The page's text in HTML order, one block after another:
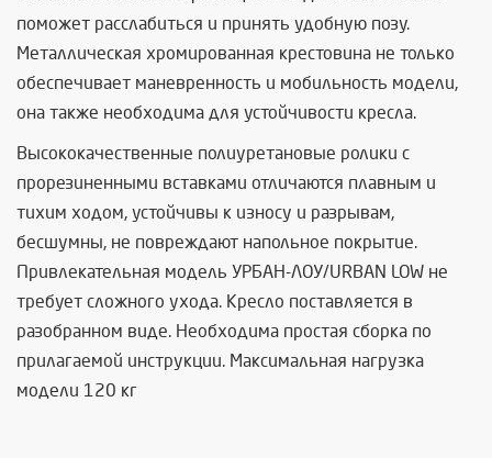
поможет расслабиться и принять удобную позу.
Металлическая хромированная крестовина не только
обеспечивает маневренность и мобильность модели,
она также необходима для устойчивости кресла.
Высококачественные полиуретановые ролики с
прорезиненными вставками отличаются плавным и
тихим ходом, устойчивы к износу и разрывам,
бесшумны, не повреждают напольное покрытие.
Привлекательная модель УРБАН-ЛОУ/URBAN LOW не
требует сложного ухода. Кресло поставляется в
разобранном виде. Необходима простая сборка по
прилагаемой инструкции. Максимальная нагрузка
модели 120 кг